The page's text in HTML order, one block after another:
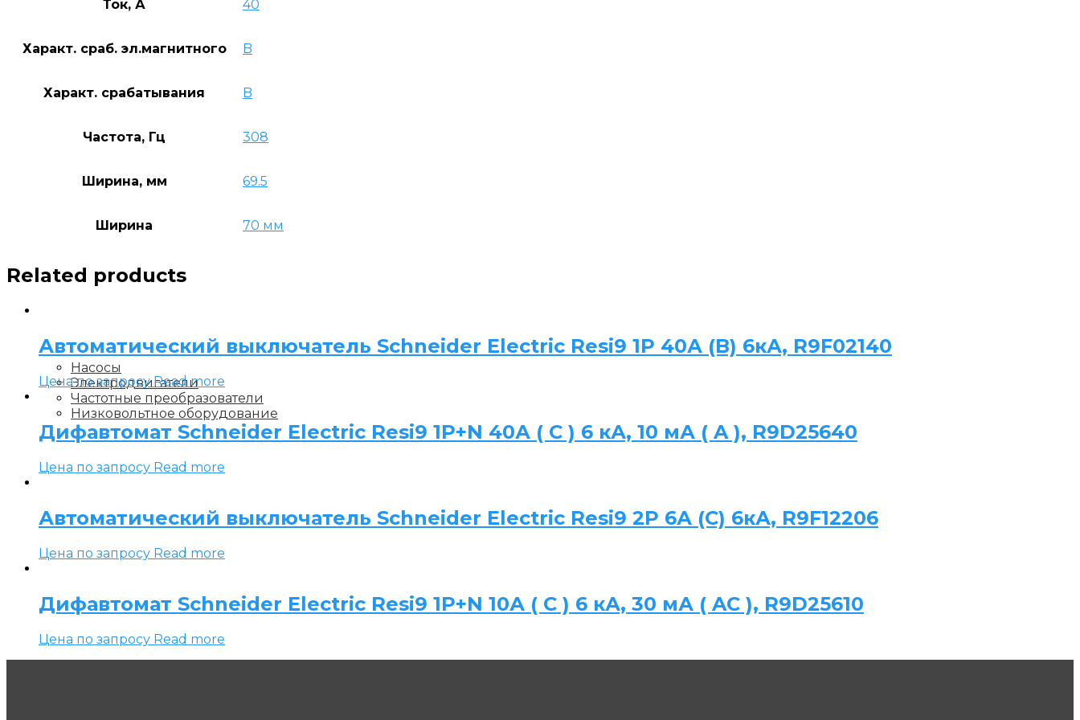
Насосы
Электродвигатели
Частотные преобразователи
Низковольтное оборудование
Ток, А 40
Характ. сраб. эл.магнитного B
Характ. срабатывания B
Частота, Гц 308
Ширина, мм 69.5
Ширина 70 мм
Related products
Автоматический выключатель Schneider Electric Resi9 1P 40А (B) 6кА, R9F02140
Цена по запросу Read more
Дифавтомат Schneider Electric Resi9 1P+N 40А ( C ) 6 кА, 10 мА ( A ), R9D25640
Цена по запросу Read more
Автоматический выключатель Schneider Electric Resi9 2P 6А (C) 6кА, R9F12206
Цена по запросу Read more
Дифавтомат Schneider Electric Resi9 1P+N 10А ( C ) 6 кА, 30 мА ( AC ), R9D25610
Цена по запросу Read more